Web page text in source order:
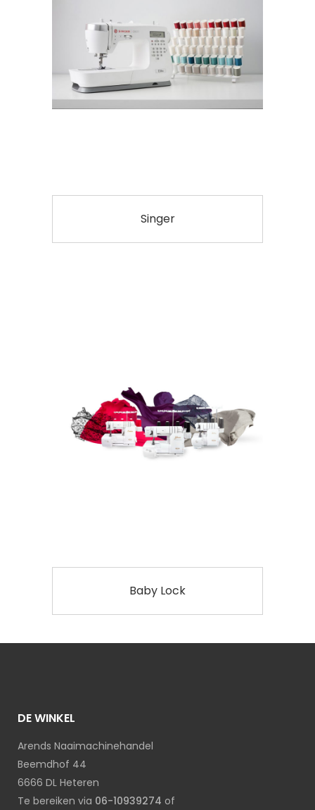
Singer
Baby Lock
DE WINKEL
Arends Naaimachinehandel
Beemdhof 44
6666 DL Heteren
Te bereiken via 06-10939274 of